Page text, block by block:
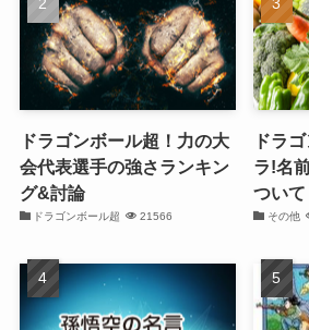
ドラゴンボール超！力の大
会代表選手の強さランキン
グ&討論
ドラゴンボール超 21566
ドラ
ラ!名
ついて
その他